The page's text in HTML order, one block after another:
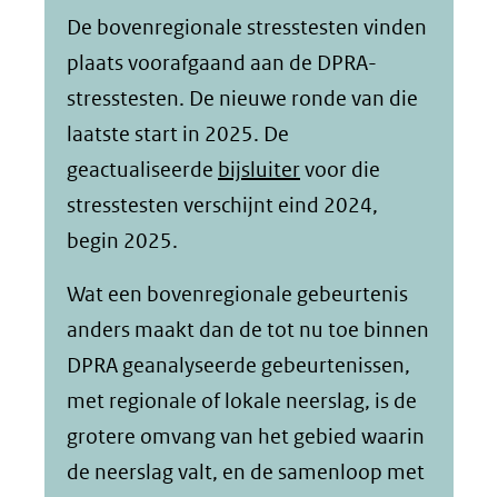
De bovenregionale stresstesten vinden
plaats voorafgaand aan de DPRA-
stresstesten. De nieuwe ronde van die
laatste start in 2025. De
geactualiseerde bijsluitervoor die
stresstesten verschijnt eind 2024,
begin 2025.
Wat een bovenregionale gebeurtenis
anders maakt dan de tot nu toe binnen
DPRA geanalyseerde gebeurtenissen,
met regionale of lokale neerslag, is de
grotere omvang van het gebied waarin
de neerslag valt, en de samenloop met